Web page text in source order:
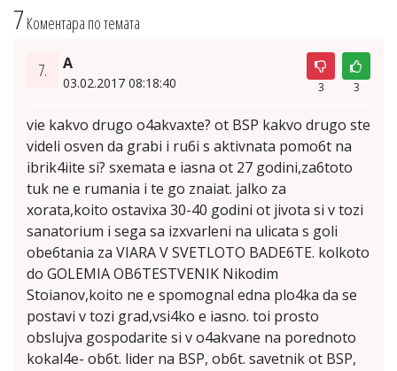
7 Коментара по темата
7. A
03.02.2017 08:18:40 3 3
vie kakvo drugo o4akvaxte? ot BSP kakvo drugo ste
videli osven da grabi i ru6i s aktivnata pomo6t na
ibrik4iite si? sxemata e iasna ot 27 godini,za6toto
tuk ne e rumania i te go znaiat. jalko za
xorata,koito ostavixa 30-40 godini ot jivota si v tozi
sanatorium i sega sa izxvarleni na ulicata s goli
obe6tania za VIARA V SVETLOTO BADE6TE. kolkoto
do GOLEMIA OB6TESTVENIK Nikodim
Stoianov,koito ne e spomognal edna plo4ka da se
postavi v tozi grad,vsi4ko e iasno. toi prosto
obslujva gospodarite si v o4akvane na porednoto
kokal4e- ob6t. lider na BSP, ob6t. savetnik ot BSP,